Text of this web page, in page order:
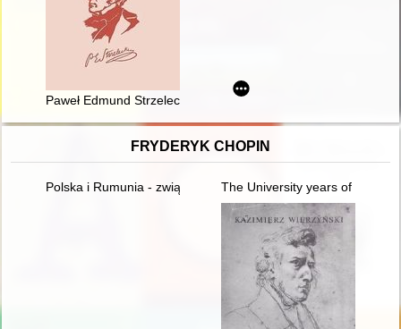
Paweł Edmund Strzelecki : obywatel świata = Citizen of the
FRYDERYK CHOPIN
Polska i Rumunia - związki historyczne i kulturowe -
The University years of